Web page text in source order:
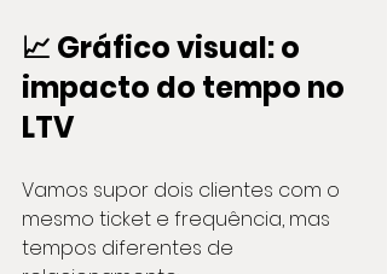
📈 Gráfico visual: o
impacto do tempo no
LTV
Vamos supor dois clientes com o
mesmo ticket e frequência, mas
tempos diferentes de